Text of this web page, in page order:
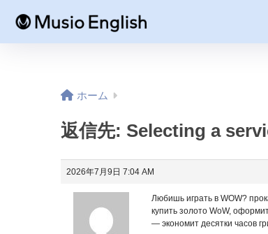
ホーム
返信先: Selecting a
2026年7月9日 7:04 AM
Любишь играть в WOW?
купить золото WoW,
— экономит десятки часов